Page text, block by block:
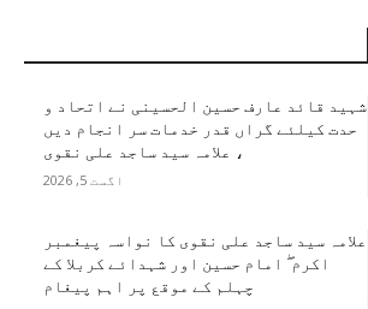
شہید قائد عارف حسین الحسینی نے اتحاد و
حدت کیلئے گراں قدر خدمات سر انجام دیں
، علامہ سید ساجد علی نقوی
اگست 5, 2026
علامہ سید ساجد علی نقوی کا نواسہ پیغمبر
اکرم ۖ امام حسین اور شہدائے کربلا کے
چہلم کے موقع پر اہم پیغام